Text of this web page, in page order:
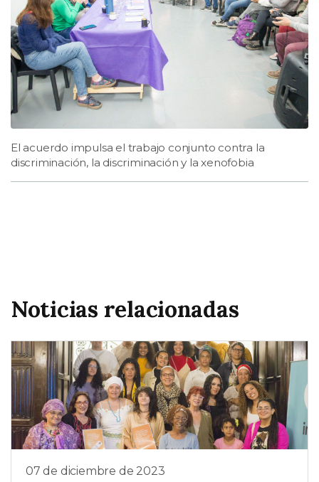
El acuerdo impulsa el trabajo conjunto contra la
discriminación, la discriminación y la xenofobia
Noticias relacionadas
07 de diciembre de 2023